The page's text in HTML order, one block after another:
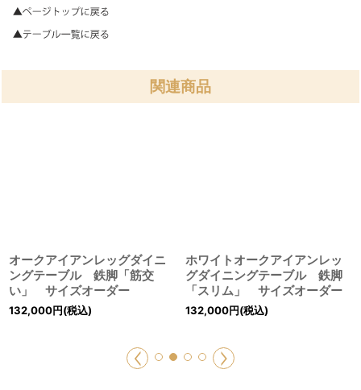
関連商品
オークアイアンレッグダイニ
ングテーブル 鉄脚「筋交
い」 サイズオーダー
132,000円(税込)
ホワイトオークアイアンレッ
グダイニングテーブル 鉄脚
「スリム」 サイズオーダー
132,000円(税込)